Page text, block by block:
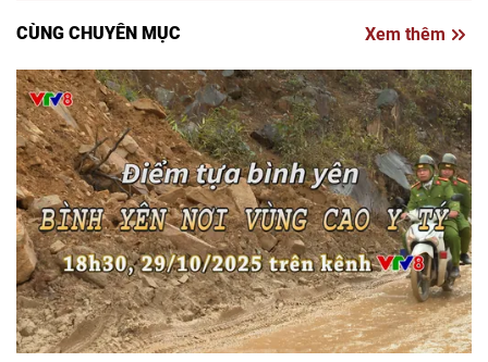
CÙNG CHUYÊN MỤC Xem thêm